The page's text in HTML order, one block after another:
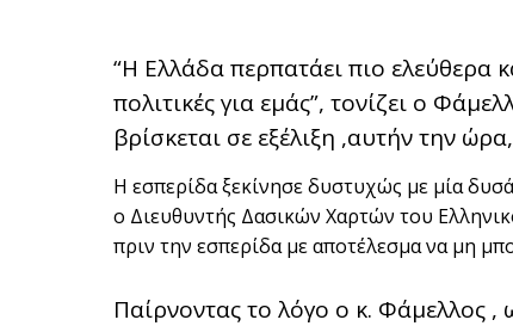
“Η Ελλάδα περπατάει πιο ελεύθερα
πολιτικές για εμάς”, τονίζει ο
βρίσκεται σε εξέλιξη ,αυτήν την
Η εσπερίδα ξεκίνησε δυστυχώς με μία
ο Διευθυντής Δασικών Χαρτών του
πριν την εσπερίδα με αποτέλεσμα να μη
Παίρνοντας το λόγο ο κ. Φάμελλος ,